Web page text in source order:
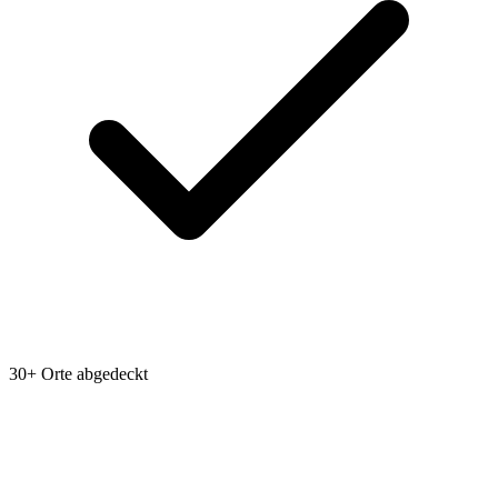
30+ Orte abgedeckt